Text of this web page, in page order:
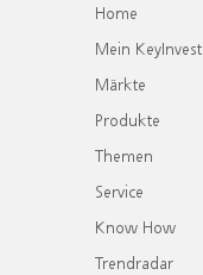
Home
Mein KeyInvest
Märkte
Produkte
Themen
Service
Know How
Trendradar